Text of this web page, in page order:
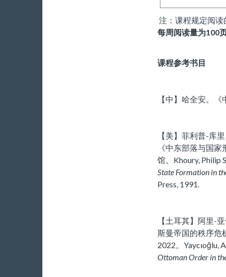
注：课程规定阅
每周阅读量为100
课程参考书目
【中】哈全安。
【美】菲利普-库
《中东部落与国
馆。Khoury, Philip
State Formation in
Press, 1991.
【土耳其】阿里-
斯曼帝国的秩序危
2022。Yaycıoğlu,
Ottoman Order in